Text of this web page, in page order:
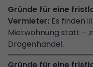
Es finden
Mietwohnung statt –
Drogenhandel.